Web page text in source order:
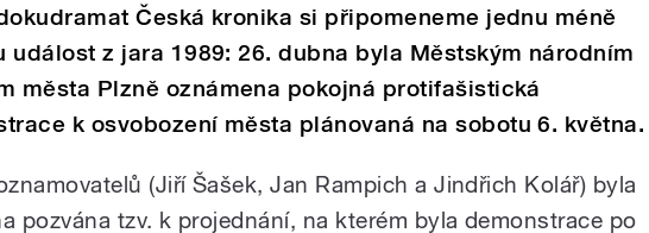
Česká kronika si připomeneme jednu méně
událost z jara 1989: 26. dubna byla Městským národním
města Plzně oznámena pokojná protifašistická
k osvobození města plánovaná na sobotu 6. května.
(Jiří Šašek, Jan Rampich a Jindřich Kolář) byla
pozvána tzv. k projednání, na kterém byla demonstrace po